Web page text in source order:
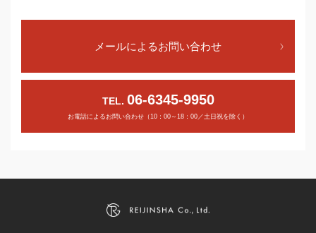
メールによるお問い合わせ
TEL. 06-6345-9950
お電話によるお問い合わせ（10：00～18：00／土日祝を除く）